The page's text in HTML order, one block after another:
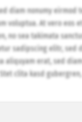
diam nonumy eirmod
voluptua. At vero eos
no sea takimata
sadipscing elitr, sed
aliquyam erat, sed
clita kasd